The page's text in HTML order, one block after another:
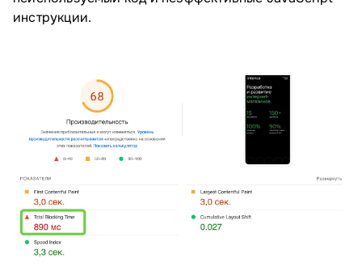
инструкции.